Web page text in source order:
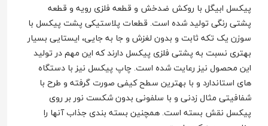
پیکسل ابیگل با روکش ضدخش و قطعه فلزی رویه و قطعه
پشتی رنگی تولید شده است. قطعات پلاستیکی پشت پیکسل با
سوزن یک تکه ثابت و بدون لغزش و جا به جایی، ایستایی بسیار
بهتری نسبت به پشتی فلزی پیکسل دارند که این مهم در تولید
این محصول نیز رعایت شده است. چاپ پیکسل نیز با دستگاه
های استاندارد و با بهترین سطح کیفی صورت گرفته و طرح با
شفافیتی مثال زدنی و با سلفونی بدون شکست نور بر روی
پیکسل نقش بسته است. همچنین بسته بندی جذاب آنها را